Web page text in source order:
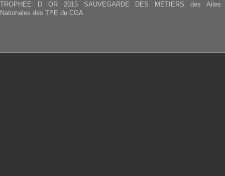
TROPHEE D OR 2015 SAUVEGARDE DES METIERS des Ailes
Nationales des TPE du CGA